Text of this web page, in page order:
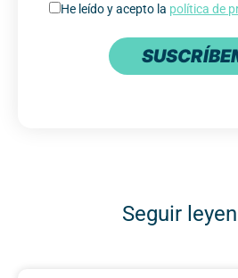
He leído y acepto la política de
Seguir